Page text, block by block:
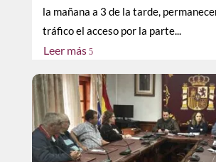
la mañana a 3 de la tarde,
tráfico el acceso por la parte...
Leer más 5